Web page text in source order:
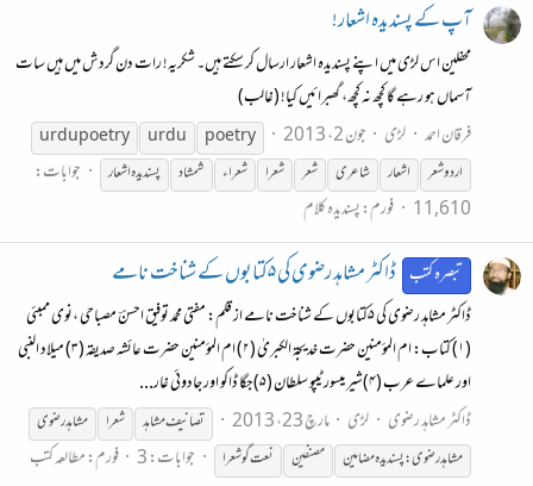
آپ کے پسندیدہ اشعار!
محفلین اس لڑی میں اپنے پسندیدہ اشعار ارسال کر سکتے ہیں۔ شکریہ! رات دن گردش میں ہیں سات
آسماں ہو رہے گا کچھ نہ کچھ، گھبرائیں کیا! (غالب)
فرقان احمد لڑی جون 2، 2013 poetry
urdu
urdu poetry
اردو شعر
اشعار شاعری شعر شعرا شعراء شمشاد پسندیدہ اشعار
جوابات:
11,610
فورم:پسندیدہ کلام
تبصرہ کتب ڈاکٹر مشاہد رضوی کی ۵کتابوں کے شناخت نامے
ڈاکٹر مشاہد رضوی کی ۵کتابوں کے شناخت نامے از قلم: مفتی محمد توفیق احسنؔ مصباحی ،نوی ممبئی
(۱) کتاب: ام المؤمنین حضرت خدیجۃ الکبریٰ (۲) ام المؤمنین حضرت عائشہ صدیقہ (۳) میلاد النبی
اور علماے عرب (۴)شیر میسور ٹیپو سلطان (۵)جگا ڈاکو اور جادوئی غار...
ڈاکٹر مشاہد رضوی
لڑی مارچ 23، 2013 تصانیف مشاہد شعرا
مشاہد رضوی
مشاہدرضوی:پسندیدہ مضامین
مصنفین نعت گوشعرا جوابات: 3 فورم:مطالعہ کتب